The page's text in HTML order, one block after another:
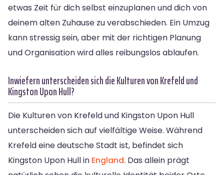
etwas Zeit für dich selbst einzuplanen und dich von
deinem alten Zuhause zu verabschieden. Ein Umzug
kann stressig sein, aber mit der richtigen Planung
und Organisation wird alles reibungslos ablaufen.
Inwiefern unterscheiden sich die Kulturen von Krefeld und
Kingston Upon Hull?
Die Kulturen von Krefeld und Kingston Upon Hull
unterscheiden sich auf vielfältige Weise. Während
Krefeld eine deutsche Stadt ist, befindet sich
Kingston Upon Hull in England. Das allein prägt